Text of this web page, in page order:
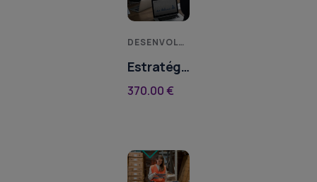
DESENVOLVIMENTO PESSOAL
Estratégia
de
Clientes
370.00€